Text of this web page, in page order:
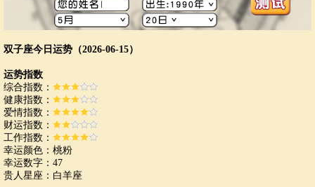
双子座今日运势（2026-06-15）
运势指数
综合指数：
健康指数：
爱情指数：
财运指数：
工作指数：
幸运颜色：桃粉
幸运数字：47
贵人星座：白羊座